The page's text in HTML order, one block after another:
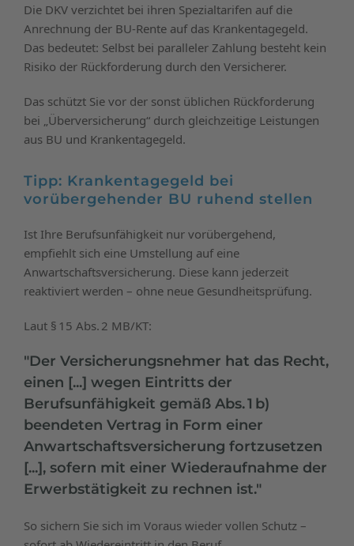
Die DKV verzichtet bei ihren Spezialtarifen auf die
Anrechnung der BU-Rente auf das Krankentagegeld.
Das bedeutet: Selbst bei paralleler Zahlung besteht kein
Risiko der Rückforderung durch den Versicherer.
Das schützt Sie vor der sonst üblichen Rückforderung
bei „Überversicherung“ durch gleichzeitige Leistungen
aus BU und Krankentagegeld.
Tipp: Krankentagegeld bei
vorübergehender BU ruhend stellen
Ist Ihre Berufsunfähigkeit nur vorübergehend,
empfiehlt sich eine Umstellung auf eine
Anwartschaftsversicherung. Diese kann jederzeit
reaktiviert werden – ohne neue Gesundheitsprüfung.
Laut § 15 Abs. 2 MB/KT:
"Der Versicherungsnehmer hat das Recht,
einen [...] wegen Eintritts der
Berufsunfähigkeit gemäß Abs. 1 b)
beendeten Vertrag in Form einer
Anwartschaftsversicherung fortzusetzen
[...], sofern mit einer Wiederaufnahme der
Erwerbstätigkeit zu rechnen ist."
So sichern Sie sich im Voraus wieder vollen Schutz –